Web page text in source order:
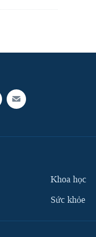
Khoa học
Sức khỏe